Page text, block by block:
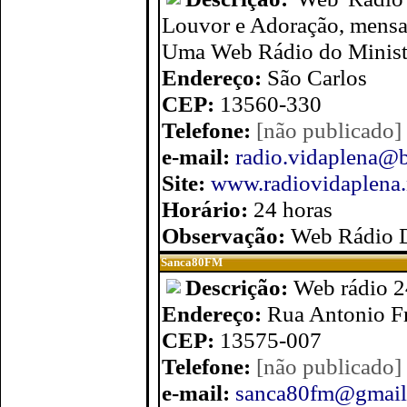
Louvor e Adoração,
Uma Web Rádio do
Endereço: São Carlos
CEP: 13560-330
Telefone: [não publicado]
e-mail:
Site:
Horário: 24 horas
Observação: Web Rádio
Sanca80FM
Descrição: Web rádio
Endereço: Rua Antonio
CEP: 13575-007
Telefone: [não publicado]
e-mail: